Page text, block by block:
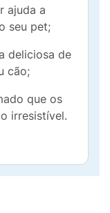
ajuda a
seu pet;
deliciosa de
cão;
que os
irresistível.